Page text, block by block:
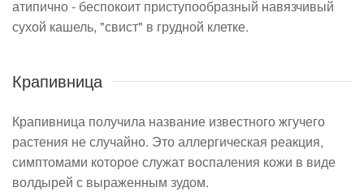
атипично - беспокоит приступообразный навязчивый
сухой кашель, "свист" в грудной клетке.
Крапивница
Крапивница получила название известного жгучего
растения не случайно. Это аллергическая реакция,
симптомами которое служат воспаления кожи в виде
волдырей с выраженным зудом.